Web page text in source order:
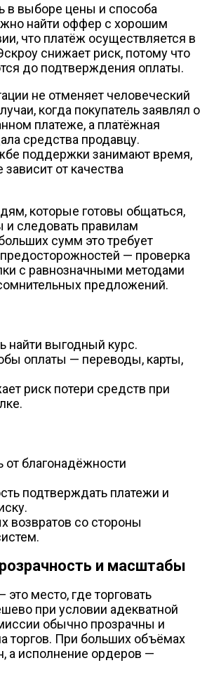
в выборе цены и способа
найти оффер с хорошим
что платёж осуществляется в
снижает риск, потому что
до подтверждения оплаты.
не отменяет человеческий
когда покупатель заявлял о
платеже, а платёжная
средства продавцу.
поддержки занимают время,
от качества
которые готовы общаться,
и следовать правилам
сумм это требует
— проверка
с равнозначными методами
предложений.
найти выгодный курс.
оплаты — переводы, карты,
риск потери средств при
от благонадёжности
подтверждать платежи и
возвратов со стороны
и масштабы
место, где торговать
при условии адекватной
обычно прозрачны и
торгов. При больших объёмах
а исполнение ордеров —